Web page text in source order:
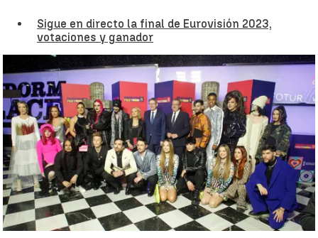
Sigue en directo la final de Eurovisión 2023,
votaciones y ganador